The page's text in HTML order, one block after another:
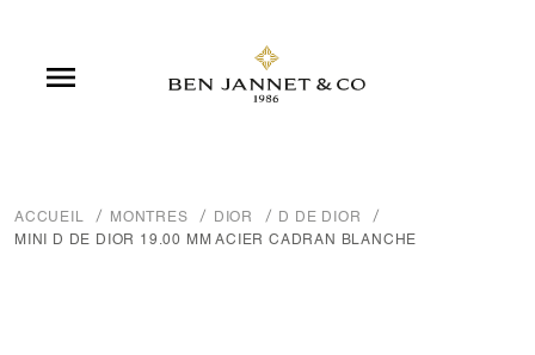

ACCUEIL MONTRES DIOR
D DE DIOR
MINI D DE DIOR 19.00 MM ACIER CADRAN BLANCHE